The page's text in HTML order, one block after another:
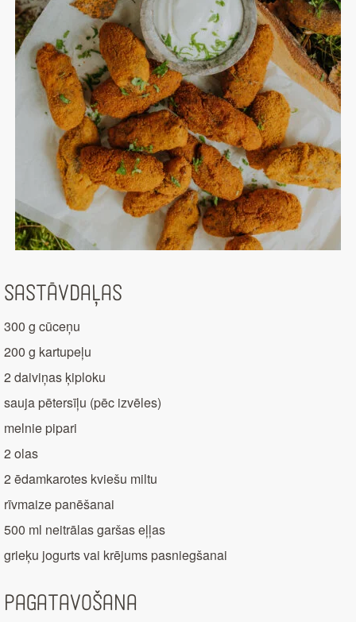
Sastāvdaļas
300 g cūceņu
200 g kartupeļu
2 daiviņas ķiploku
sauja pētersīļu (pēc izvēles)
melnie pipari
2 olas
2 ēdamkarotes kviešu miltu
rīvmaize panēšanai
500 ml neitrālas garšas eļļas
grieķu jogurts vai krējums pasniegšanai
Pagatavošana